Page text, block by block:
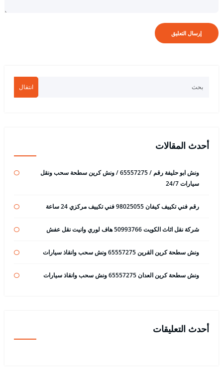
انتقال
أحدث المقالات
ونش ابو حليفة رقم / 65557275 / ونش كرين سطحة سحب ونقل
سيارات 24/7
رقم فني تكييف كيفان 98025055 فني تكييف مركزي 24 ساعة
شركة نقل اثاث الكويت 50993766 هاف لوري وانيت نقل عفش
ونش سطحة كرين القرين 65557275 ونش سحب وانقاذ سيارات
ونش سطحة كرين العدان 65557275 ونش سحب وانقاذ سيارات
أحدث التعليقات